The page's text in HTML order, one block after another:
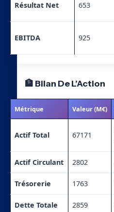
Résultat Net 653
EBITDA 925
🏦 Bilan De L’Action
Métrique Valeur (M€)
Actif Total 67171
Actif Circulant 2802
Trésorerie 1763
Dette Totale 2859